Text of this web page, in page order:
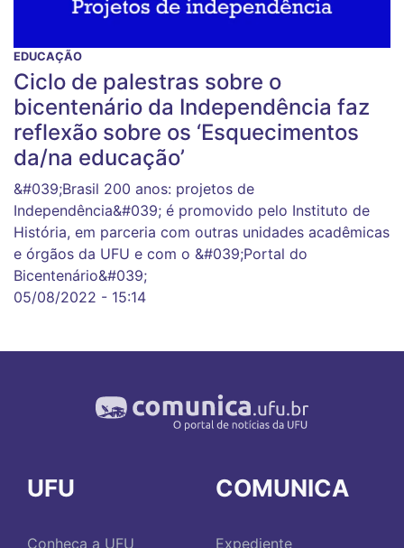
EDUCAÇÃO
Ciclo de palestras sobre o
bicentenário da Independência faz
reflexão sobre os ‘Esquecimentos
da/na educação’
&#039;Brasil 200 anos: projetos de
Independência&#039; é promovido pelo Instituto de
História, em parceria com outras unidades acadêmicas
e órgãos da UFU e com o &#039;Portal do
Bicentenário&#039;
05/08/2022 - 15:14
UFU
Conheça a UFU
COMUNICA
Expediente